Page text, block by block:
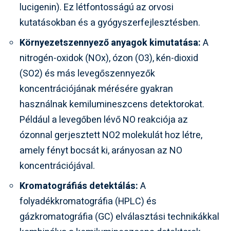
lucigenin). Ez létfontosságú az orvosi
kutatásokban és a gyógyszerfejlesztésben.
Környezetszennyező anyagok kimutatása:A
nitrogén-oxidok (NOx), ózon (O3), kén-dioxid
(SO2) és más levegőszennyezők
koncentrációjának mérésére gyakran
használnak kemilumineszcens detektorokat.
Például a levegőben lévő NO reakciója az
ózonnal gerjesztett NO2 molekulát hoz létre,
amely fényt bocsát ki, arányosan az NO
koncentrációjával.
Kromatográfiás detektálás:A
folyadékkromatográfia (HPLC) és
gázkromatográfia (GC) elválasztási technikákkal